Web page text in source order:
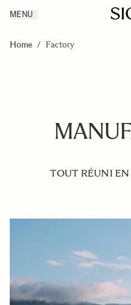
Products
Inspiration
MENU
Home / Factory
TOUT RÉUNI